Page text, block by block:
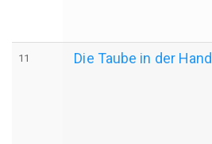
11 Die Taube in der Hand